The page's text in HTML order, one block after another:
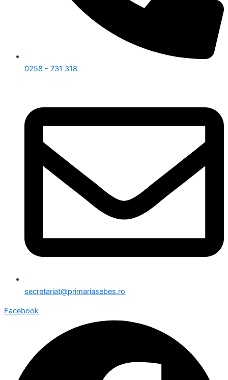
0258 - 731 318
secretariat@primariasebes.ro
Facebook